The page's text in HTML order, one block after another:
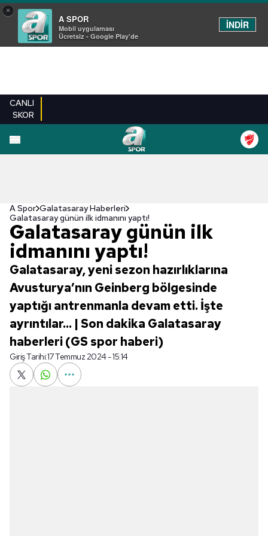
×
A SPOR
Mobil uygulaması
Ücretsiz - Google Play'de
İNDİR
CANLI
SKOR
A Spor Galatasaray Haberleri
Galatasaray günün ilk idmanını yaptı!
Galatasaray günün ilk
idmanını yaptı!
Galatasaray, yeni sezon hazırlıklarına
Avusturya’nın Geinberg bölgesinde
yaptığı antrenmanla devam etti. İşte
ayrıntılar... | Son dakika Galatasaray
haberleri (GS spor haberi)
Giriş Tarihi:17 Temmuz 2024 - 15:14